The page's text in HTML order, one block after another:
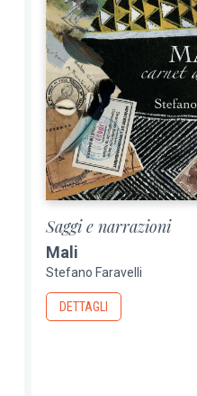
Saggi e narrazioni
Mali
Stefano Faravelli
DETTAGLI